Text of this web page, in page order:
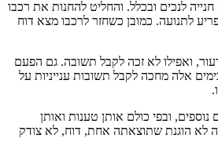
לנכים ובכלל. והחליט להחנות את רכבו
לתנועה. כמובן כשחזר לרכבו מצא דוח
ואפילו לא זכה לקבל תשובה. גם הפעם
אלה מחכה לקבל תשובות ענייניות על
ובפי כולם אותן טענות ואותן
לא הוגנת שתוצאתה אחת, דוח, לא צודק